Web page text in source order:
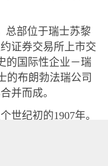
总部位于瑞士苏黎
证券交易所上市交
的国际性企业－瑞
的布朗勃法瑞公司
并而成。
世纪初的1907年。